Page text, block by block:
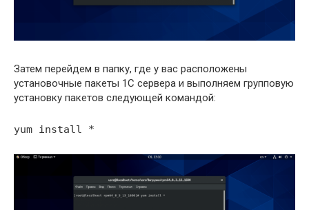
Затем перейдем в папку, где у вас расположены
установочные пакеты 1С сервера и выполняем групповую
установку пакетов следующей командой:
yum install *